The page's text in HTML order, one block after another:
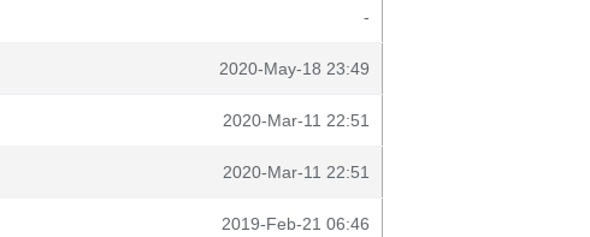
-
2020-May-18 23:49
2020-Mar-11 22:51
2020-Mar-11 22:51
2019-Feb-21 06:46